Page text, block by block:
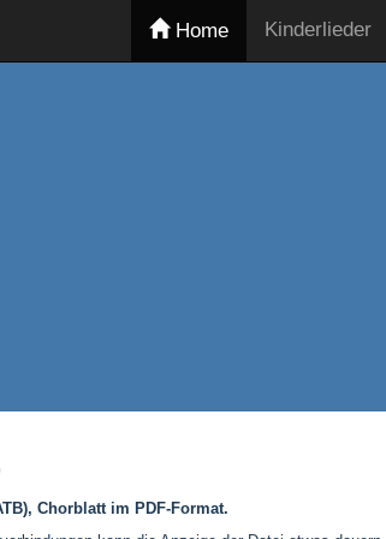
Home Kinderlieder
Chorblatt im PDF-Format.